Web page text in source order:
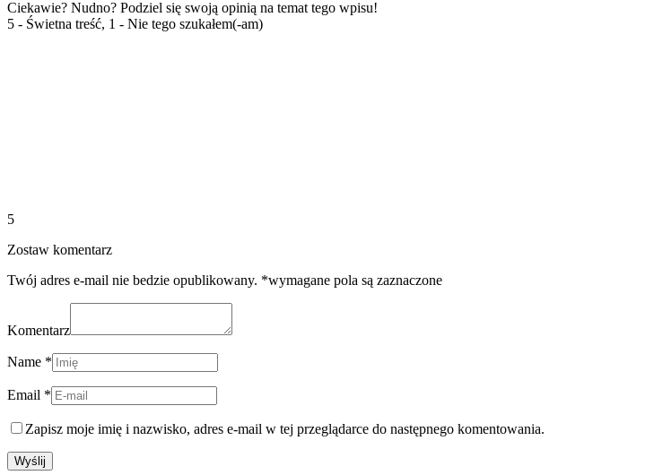
Ciekawie? Nudno? Podziel się swoją opinią na temat tego wpisu!
5 - Świetna treść, 1 - Nie tego szukałem(-am)
5
Zostaw komentarz
Twój adres e-mail nie bedzie opublikowany. *wymagane pola są zaznaczone
Komentarz
Name *
Email *
Zapisz moje imię i nazwisko, adres e-mail w tej przeglądarce do następnego komentowania.